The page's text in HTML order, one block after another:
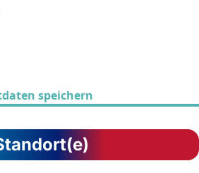
speichern